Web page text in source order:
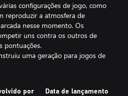
configurações de jogo, como
reproduzir a atmosfera de
nesse momento. Os
uns contra os outros de
pontuações.
uma geração para jogos de
por Data de lançamento